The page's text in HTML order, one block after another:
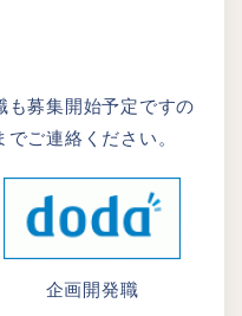
も募集開始予定ですの
ご連絡ください。
企画開発職